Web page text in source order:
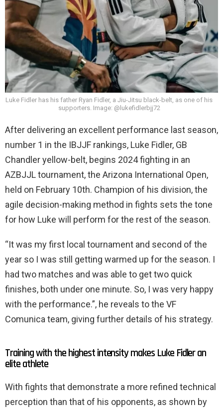
Luke Fidler has his father Ryan Fidler, a Jiu-Jitsu black-belt, as one of his
supporters. Image: @lukefidlerbjj72
After delivering an excellent performance last season,
number 1 in the IBJJF rankings, Luke Fidler, GB
Chandler yellow-belt, begins 2024 fighting in an
AZBJJL tournament, the Arizona International Open,
held on February 10th. Champion of his division, the
agile decision-making method in fights sets the tone
for how Luke will perform for the rest of the season.
“It was my first local tournament and second of the
year so I was still getting warmed up for the season. I
had two matches and was able to get two quick
finishes, both under one minute. So, I was very happy
with the performance.”, he reveals to the VF
Comunica team, giving further details of his strategy.
Training with the highest intensity makes Luke Fidler an
elite athlete
With fights that demonstrate a more refined technical
perception than that of his opponents, as shown by